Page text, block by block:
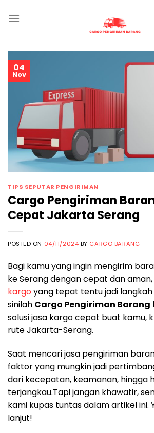
04
Nov
TIPS SEPUTAR PENGIRIMAN
Cargo Pengiriman
Cepat Jakarta Serang
POSTED ON 04/11/2024 BY CARGO BARANG
Bagi kamu yang ingin mengirim
ke Serang dengan cepat dan
kargo yang tepat tentu jadi langkah
sinilah Cargo Pengiriman Barang
solusi jasa kargo cepat buat kamu,
rute Jakarta-Serang.
Saat mencari jasa pengiriman
faktor yang mungkin jadi
dari kecepatan, keamanan, hingga
terjangkau.Tapi jangan khawatir,
kami kupas tuntas dalam artikel ini.
lanjut!